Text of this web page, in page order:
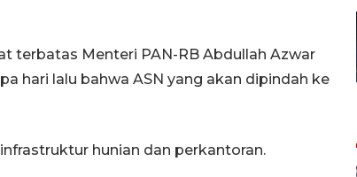
terbatas Menteri PAN-RB Abdullah Azwar
hari lalu bahwa ASN yang akan dipindah ke
hunian dan perkantoran.